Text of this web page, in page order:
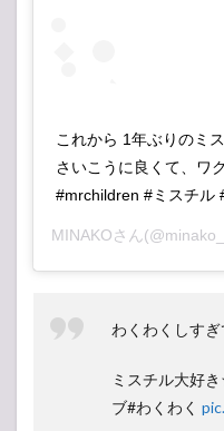
これから 1年ぶりのミ
さいこうに良くて、ワ
#mrchildren #ミスチル
MINAKOさん
わくわくしす
ミスチル大好
ブ#わくわく